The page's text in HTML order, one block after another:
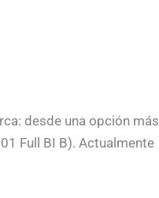
desde una opción más
Full BI B). Actualmente